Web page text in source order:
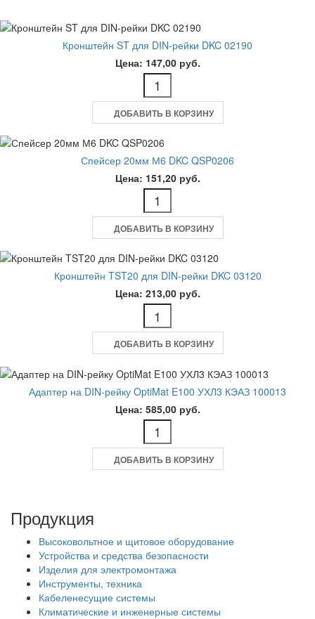
Кронштейн ST для DIN-рейки DKC 02190
Цена: 147,00 руб.
ДОБАВИТЬ В КОРЗИНУ
Спейсер 20мм М6 DKC QSP0206
Цена: 151,20 руб.
ДОБАВИТЬ В КОРЗИНУ
Кронштейн TST20 для DIN-рейки DKC 03120
Цена: 213,00 руб.
ДОБАВИТЬ В КОРЗИНУ
Адаптер на DIN-рейку OptiMat E100 УХЛ3 КЭАЗ 100013
Цена: 585,00 руб.
ДОБАВИТЬ В КОРЗИНУ
Продукция
Высоковольтное и щитовое оборудование
Устройства и средства безопасности
Изделия для электромонтажа
Инструменты, техника
Кабеленесущие системы
Климатические и инженерные системы